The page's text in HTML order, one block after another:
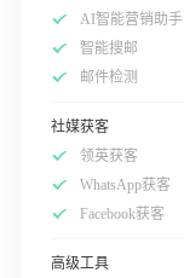
AI智能营销助手
智能搜邮
邮件检测
社媒获客
领英获客
WhatsApp获客
Facebook获客
高级工具